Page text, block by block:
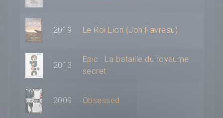
2019 Le Roi Lion (Jon Favreau)
2013
Epic : La bataille du royaume
secret
2009 Obsessed